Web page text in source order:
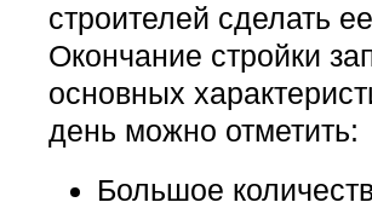
строителей сделать
Окончание стройки
основных
день можно отметить:
Большое